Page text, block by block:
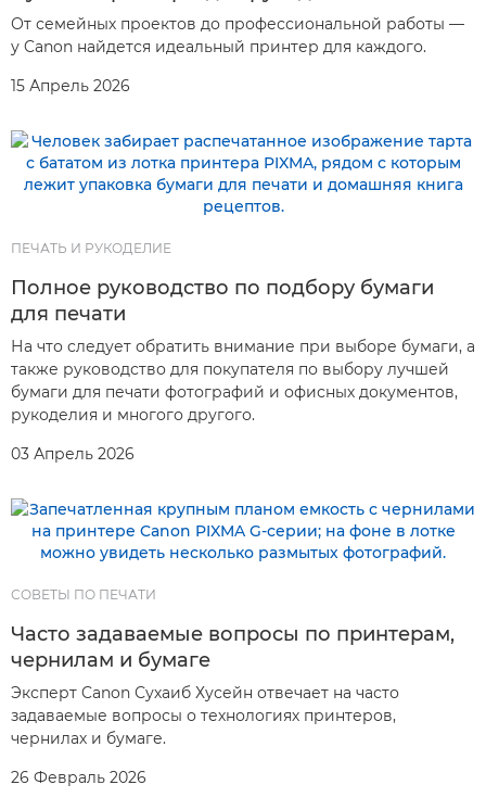
От семейных проектов до профессиональной работы —
у Canon найдется идеальный принтер для каждого.
15 Апрель 2026
ПЕЧАТЬ И РУКОДЕЛИЕ
Полное руководство по подбору бумаги
для печати
На что следует обратить внимание при выборе бумаги, а
также руководство для покупателя по выбору лучшей
бумаги для печати фотографий и офисных документов,
рукоделия и многого другого.
03 Апрель 2026
СОВЕТЫ ПО ПЕЧАТИ
Часто задаваемые вопросы по принтерам,
чернилам и бумаге
Эксперт Canon Сухаиб Хусейн отвечает на часто
задаваемые вопросы о технологиях принтеров,
чернилах и бумаге.
26 Февраль 2026